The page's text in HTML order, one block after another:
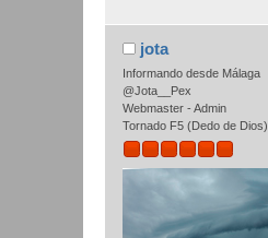
jota
Informando desde Málaga
@Jota__Pex
Webmaster - Admin
Tornado F5 (Dedo de Dios)